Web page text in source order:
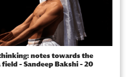
notes towards the
– Sandeep Bakshi – 20